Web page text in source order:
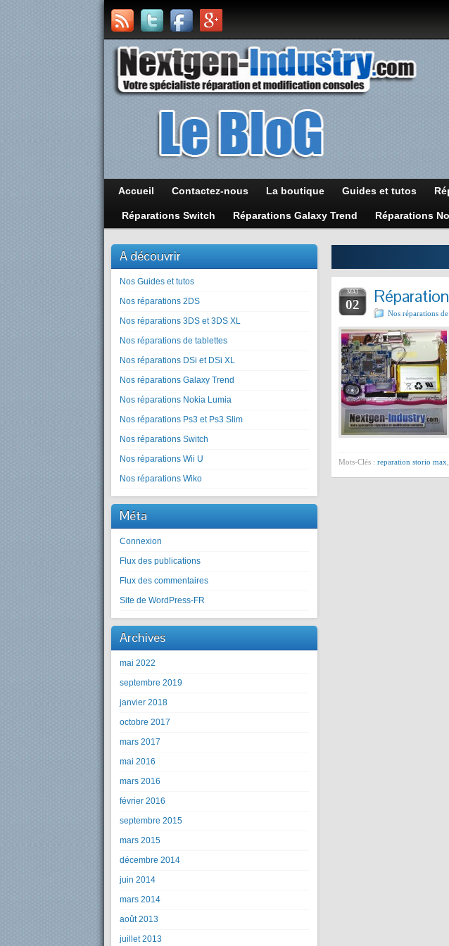
Accueil Contactez-nous La boutique Guides et tutos
Réparations Switch Réparations Galaxy Trend Réparations
A découvrir
Nos Guides et tutos
Nos réparations 2DS
Nos réparations 3DS et 3DS XL
Nos réparations de tablettes
Nos réparations DSi et DSi XL
Nos réparations Galaxy Trend
Nos réparations Nokia Lumia
Nos réparations Ps3 et Ps3 Slim
Nos réparations Switch
Nos réparations Wii U
Nos réparations Wiko
Méta
Connexion
Flux des publications
Flux des commentaires
Site de WordPress-FR
Archives
mai 2022
septembre 2019
janvier 2018
octobre 2017
mars 2017
mai 2016
mars 2016
février 2016
septembre 2015
mars 2015
décembre 2014
juin 2014
mars 2014
août 2013
juillet 2013
MAI
02
Nos réparations
Mots-Clés : reparation storio max